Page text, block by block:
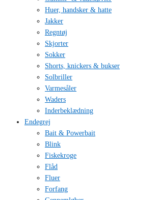
Huer, handsker & hatte
Jakker
Regntøj
Skjorter
Sokker
Shorts, knickers & bukser
Solbriller
Varmesåler
Waders
Inderbeklædning
Endegrej
Bait & Powerbait
Blink
Fiskekroge
Flåd
Fluer
Forfang